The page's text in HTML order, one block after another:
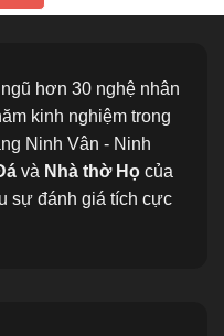
hơn 30 nghệ nhân
kinh nghiệm trong
Ninh Vân - Ninh
và Nhà thờ Họ của
sự đánh giá tích cực